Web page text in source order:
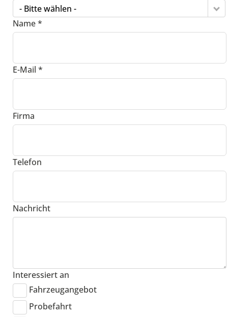
- Bitte wählen -
Name *
E-Mail *
Firma
Telefon
Nachricht
Interessiert an
Fahrzeugangebot
Probefahrt